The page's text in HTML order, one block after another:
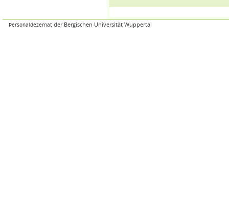
Personaldezernat der Bergischen Universität Wuppertal